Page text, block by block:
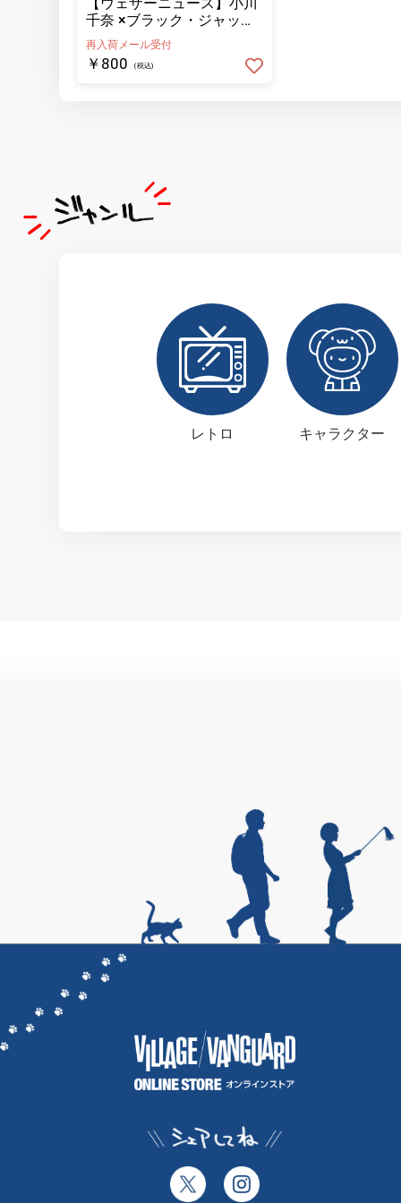
千奈 ×ブラック・ジャック
コラボ缶バッチ 実写 お願
い
再入荷メール受付
￥800 (税込)
レトロ キャラクター